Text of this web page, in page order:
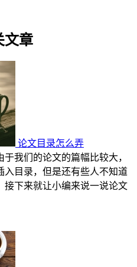
文章
论文目录怎么弄
我们的论文的篇幅比较大，
入目录，但是还有些人不知道
接下来就让小编来说一说论文